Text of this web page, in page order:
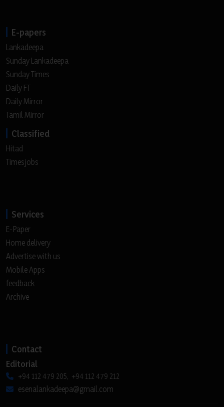
E-papers
Lankadeepa
Sunday Lankadeepa
Sunday Times
Daily FT
Daily Mirror
Tamil Mirror
Classified
Hitad
Timesjobs
Services
E-Paper
Home delivery
Advertise with us
Mobile Apps
feedback
Archive
Contact
Editorial
+94 112 479 205, +94 112 479 212
esenalankadeepa@gmail.com